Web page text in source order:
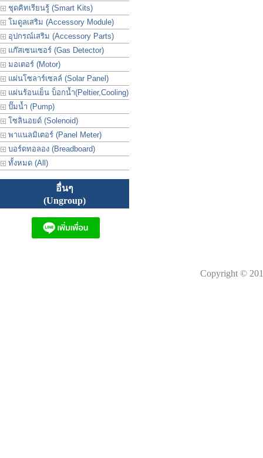
ชุดคิทเรียนรู้ (Smart Kits)
โมดูลเสริม (Accessory Module)
อุปกรณ์เสริม (Accessory Parts)
แก๊สเซนเซอร์ (Gas Detector)
มอเตอร์ (Motor)
แผ่นโซลาร์เซลล์ (Solar Panel)
แผ่นร้อนเย็น บ็อกน้ำ(Peltier,Cooling)
ปั๊มน้ำ (Pump)
โซลินอยด์ (Solenoid)
พาแนลมิเตอร์ (Panel Meter)
บอร์ดทอลอง (Breadboard)
ทั้งหมด (All)
อื่นๆ
(Ungroup)
Copyright ©